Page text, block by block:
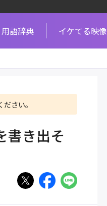
用語辞典 イケてる映像
さい。
書き出そ